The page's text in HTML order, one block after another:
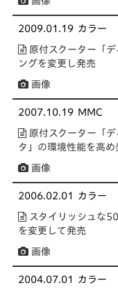
2009.01.19 カラー
原付スクーター「
ングを変更し発売
画像
2007.10.19 MMC
原付スクーター「
タ」の環境性能を高め
画像
2006.02.01 カラー
スタイリッシュな
を変更して発売
画像
2004.07.01 カラー